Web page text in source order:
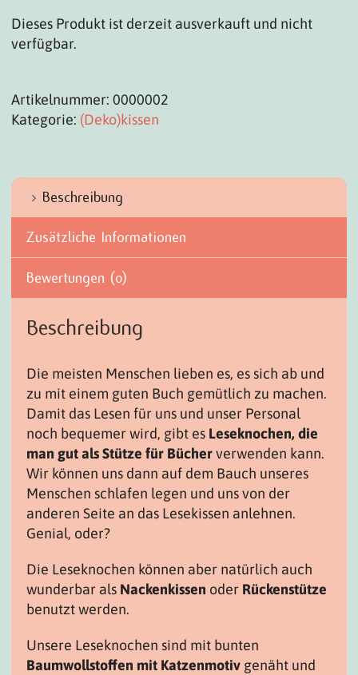
Dieses Produkt ist derzeit ausverkauft und nicht
verfügbar.
Artikelnummer: 0000002
Kategorie: (Deko)kissen
Beschreibung
Zusätzliche Informationen
Bewertungen (0)
Beschreibung
Die meisten Menschen lieben es, es sich ab und
zu mit einem guten Buch gemütlich zu machen.
Damit das Lesen für uns und unser Personal
noch bequemer wird, gibt es Leseknochen, die
man gut als Stütze für Bücherverwenden kann.
Wir können uns dann auf dem Bauch unseres
Menschen schlafen legen und uns von der
anderen Seite an das Lesekissen anlehnen.
Genial, oder?
Die Leseknochen können aber natürlich auch
wunderbar alsNackenkissen oder Rückenstütze
benutzt werden.
Unsere Leseknochen sind mit bunten
Baumwollstoffen mit Katzenmotivgenäht und